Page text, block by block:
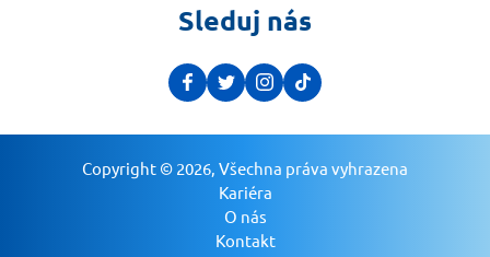
Sleduj nás
Copyright © 2026, Všechna práva vyhrazena
Kariéra
O nás
Kontakt